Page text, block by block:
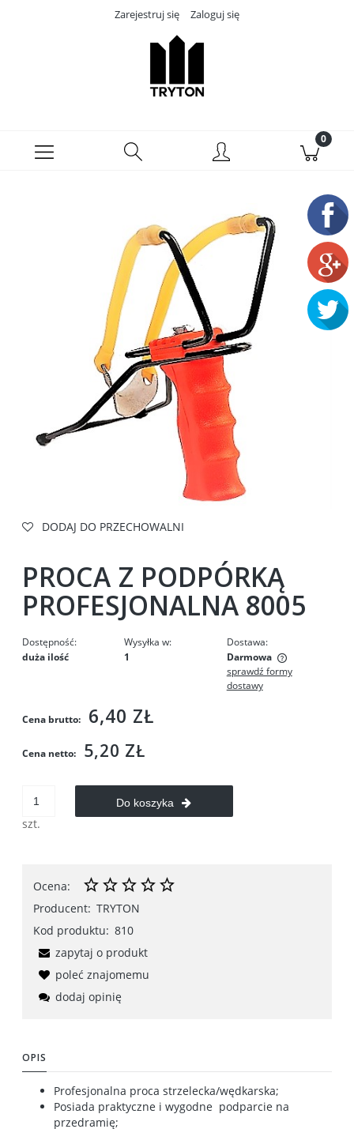
Zarejestruj się Zaloguj się
DODAJ DO PRZECHOWALNI
PROCA Z PODPÓRKĄ
PROFESJONALNA 8005
Dostępność:
duża ilość
Wysyłka w:
1
Dostawa:
Darmowa
Cena nie zawiera ewentualnych kosztów płatności
sprawdź formy
dostawy
Cena brutto: 6,40 ZŁ
Cena netto: 5,20 ZŁ
szt.
Do koszyka
Ocena:
Producent: TRYTON
Kod produktu: 810
zapytaj o produkt
poleć znajomemu
dodaj opinię
OPIS
Profesjonalna proca strzelecka/wędkarska;
Posiada praktyczne i wygodne podparcie na
przedramię;